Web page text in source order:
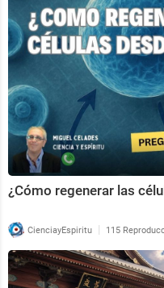
¿Cómo regenerar las
CienciayEspiritu | 115